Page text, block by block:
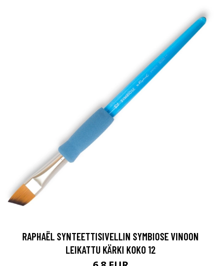
RAPHAËL SYNTEETTISIVELLIN SYMBIOSE VINOON
LEIKATTU KÄRKI KOKO 12